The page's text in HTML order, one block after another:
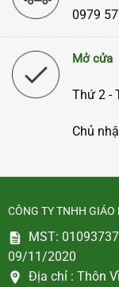
0979
Mở cửa
Thứ 2 -
Chủ
CÔNG TY TNHH GIÁO
MST:
09/11/2020
Địa chỉ : Thôn